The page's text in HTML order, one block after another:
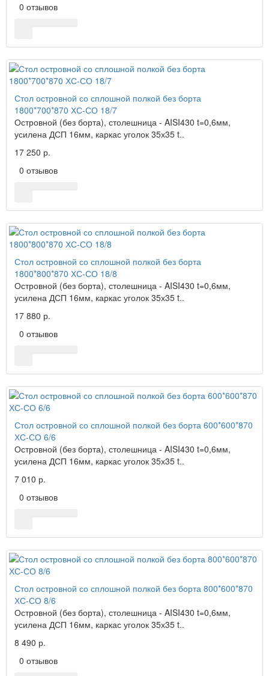
0 отзывов
Стол островной со сплошной полкой без борта
1800*700*870 ХС-СО 18/7
Островной (без борта), столешница - AISI430 t=0,6мм,
усилена ДСП 16мм, каркас уголок 35х35 t..
17 250 р.
0 отзывов
Стол островной со сплошной полкой без борта
1800*800*870 ХС-СО 18/8
Островной (без борта), столешница - AISI430 t=0,6мм,
усилена ДСП 16мм, каркас уголок 35х35 t..
17 880 р.
0 отзывов
Стол островной со сплошной полкой без борта 600*600*870
ХС-СО 6/6
Островной (без борта), столешница - AISI430 t=0,6мм,
усилена ДСП 16мм, каркас уголок 35х35 t..
7 010 р.
0 отзывов
Стол островной со сплошной полкой без борта 800*600*870
ХС-СО 8/6
Островной (без борта), столешница - AISI430 t=0,6мм,
усилена ДСП 16мм, каркас уголок 35х35 t..
8 490 р.
0 отзывов